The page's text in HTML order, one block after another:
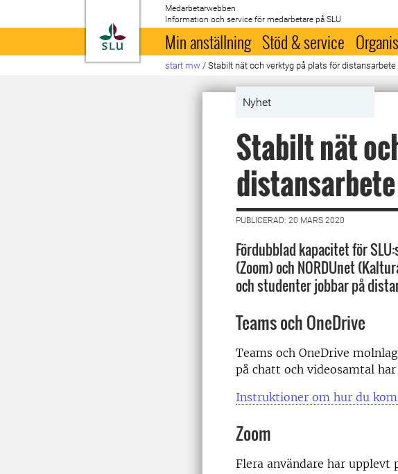
Till startsida
Medarbetarwebben
Information och service för medarbetare på SLU
Min anställning Stöd & service
start mw / Stabilt nät och verktyg på plats för distansarbete
Nyhet
Stabilt nät
distansarbete
PUBLICERAD: 20 MARS 2020
Fördubblad kapacitet för
(Zoom) och NORDUnet
och studenter jobbar på
Teams och OneDrive
Teams och OneDrive
på chatt och videosamtal
Instruktioner om hur du
Zoom
Flera användare har